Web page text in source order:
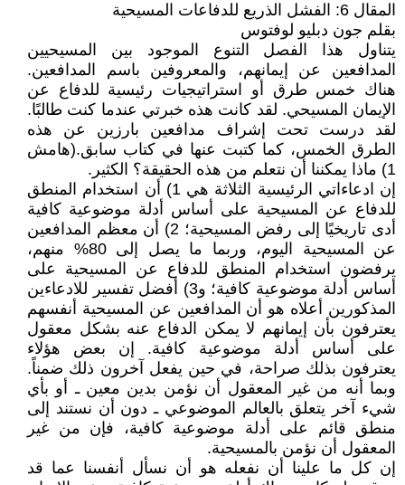
المقال 6: الفشل الذريع للدفاعات المسيحية
بقلم جون دبليو لوفتوس
يتناول هذا الفصل التنوع الموجود بين المسيحيين
المدافعين عن إيمانهم، والمعروفين باسم المدافعين.
هناك خمس طرق أو استراتيجيات رئيسية للدفاع عن
الإيمان المسيحي. لقد كانت هذه خبرتي عندما كنت طالبًا.
لقد درست تحت إشراف مدافعين بارزين عن هذه
الطرق الخمس، كما كتبت عنها في كتاب سابق.(هامش
1) ماذا يمكننا أن نتعلم من هذه الحقيقة؟ الكثير.
إن ادعاءاتي الرئيسية الثلاثة هي 1) أن استخدام المنطق
للدفاع عن المسيحية على أساس أدلة موضوعية كافية
أدى تاريخيًا إلى رفض المسيحية؛ 2) أن معظم المدافعين
عن المسيحية اليوم، وربما ما يصل إلى 80% منهم،
يرفضون استخدام المنطق للدفاع عن المسيحية على
أساس أدلة موضوعية كافية؛ و3) أفضل تفسير للادعاءين
المذكورين أعلاه هو أن المدافعين عن المسيحية أنفسهم
يعترفون بأن إيمانهم لا يمكن الدفاع عنه بشكل معقول
على أساس أدلة موضوعية كافية. إن بعض هؤلاء
يعترفون بذلك صراحة، في حين يفعل آخرون ذلك ضمناً.
وبما أنه من غير المعقول أن نؤمن بدين معين ـ أو بأي
شيء آخر يتعلق بالعالم الموضوعي ـ دون أن نستند إلى
منطق قائم على أدلة موضوعية كافية، فإن من غير
المعقول أن نؤمن بالمسيحية.
إن كل ما علينا أن نفعله هو أن نسأل أنفسنا عما قد